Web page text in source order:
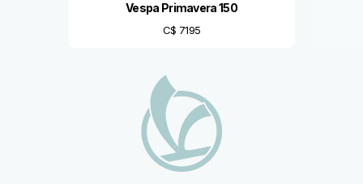
Vespa Primavera 150
C$ 7195